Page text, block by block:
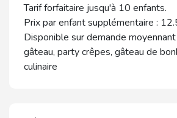
Tarif forfaitaire jusqu'à 10 enfants.
Prix par enfant supplémentaire :
Disponible sur demande
gâteau, party crêpes, gâteau de
culinaire